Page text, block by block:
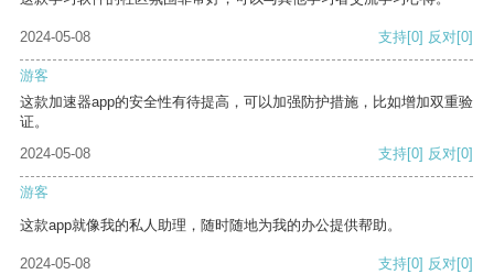
2024-05-08 支持[0] 反对[0]
游客
这款加速器app的安全性有待提高，可以加强防护措施，比如增加双重验
证。
2024-05-08
支持[0] 反对[0]
游客
这款app就像我的私人助理，随时随地为我的办公提供帮助。
2024-05-08 支持[0] 反对[0]